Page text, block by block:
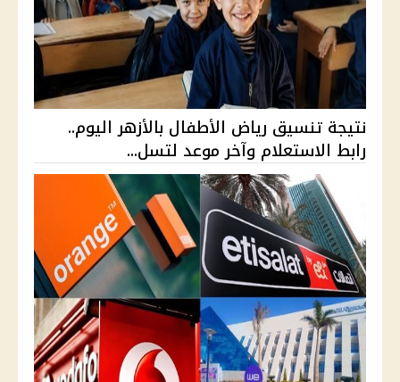
نتيجة تنسيق رياض الأطفال بالأزهر اليوم..
رابط الاستعلام وآخر موعد لتسل...